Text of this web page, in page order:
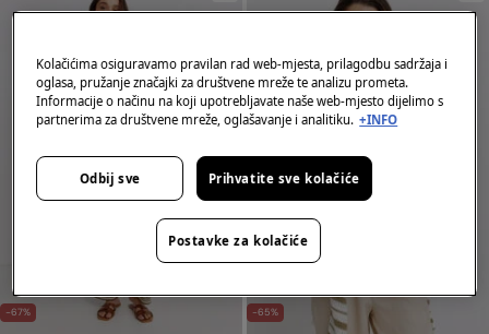
-67% -65%
Kolačićima osiguravamo pravilan rad web-mjesta, prilagodbu sadržaja i
oglasa, pružanje značajki za društvene mreže te analizu prometa.
Informacije o načinu na koji upotrebljavate naše web-mjesto dijelimo s
partnerima za društvene mreže, oglašavanje i analitiku. +INFO
Odbij sve Prihvatite sve kolačiće
Postavke za kolačiće